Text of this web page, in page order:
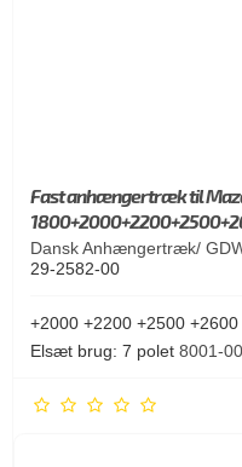
Fast anhængertræk til
Dansk Anhængertræk/
29-2582-00
+2000 +2200 +2500 +2600
Elsæt brug: 7 polet 8001-